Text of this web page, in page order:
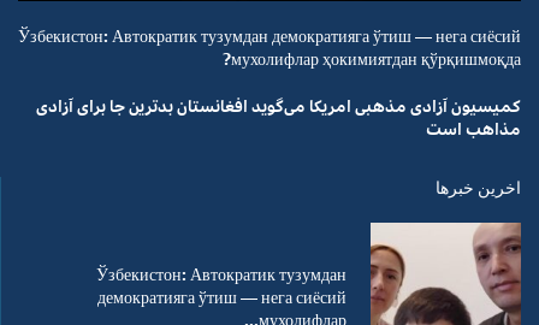
Ўзбекистон: Автократик тузумдан демократияга ўтиш — нега сиёсий
мухолифлар ҳокимиятдан қўрқишмоқда?
کمیسیون آزادی مذهبی امریکا می‌گوید افغانستان بدترین جا برای آزادی
مذاهب است
اخرین خبرها
Ўзбекистон: Автократик тузумдан
демократияга ўтиш — нега сиёсий